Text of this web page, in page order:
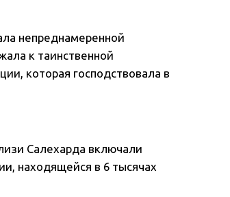
непреднамеренной
к таинственной
которая господствовала в
Салехарда включали
находящейся в 6 тысячах